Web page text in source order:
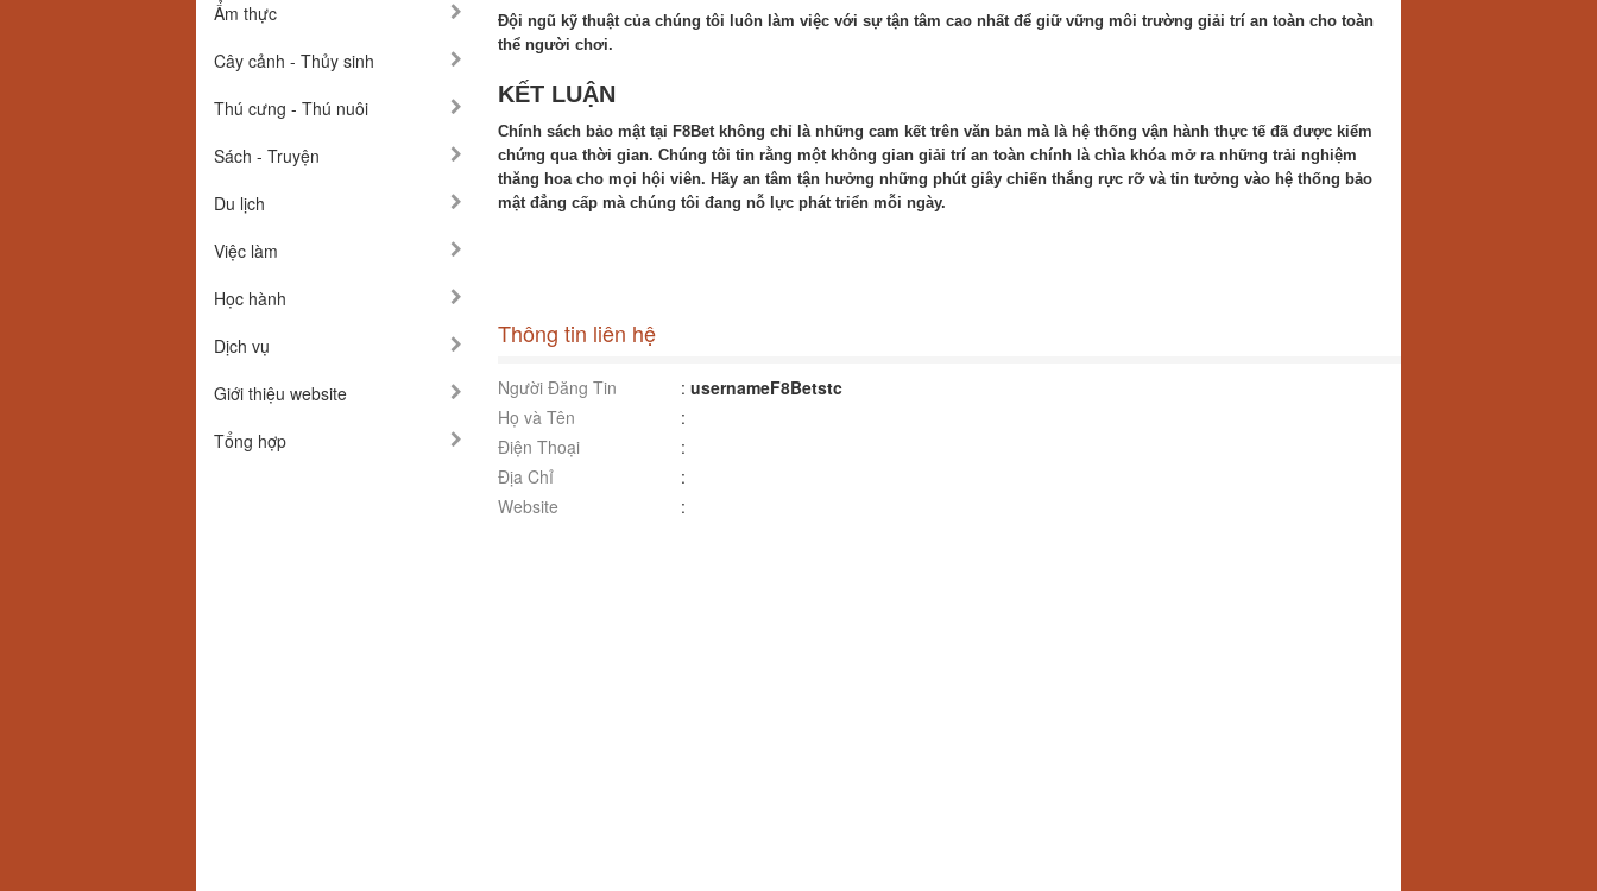
Ẩm thực
Cây cảnh - Thủy sinh
Thú cưng - Thú nuôi
Sách - Truyện
Du lịch
Việc làm
Học hành
Dịch vụ
Giới thiệu website
Tổng hợp
Đội ngũ kỹ thuật của chúng tôi luôn làm việc với sự tận tâm cao nhất để giữ vững môi trường giải trí an toàn cho toàn
thể người chơi.
KẾT LUẬN
Chính sách bảo mật tại F8Bet không chỉ là những cam kết trên văn bản mà là hệ thống vận hành thực tế đã được kiểm
chứng qua thời gian. Chúng tôi tin rằng một không gian giải trí an toàn chính là chìa khóa mở ra những trải nghiệm
thăng hoa cho mọi hội viên. Hãy an tâm tận hưởng những phút giây chiến thắng rực rỡ và tin tưởng vào hệ thống bảo
mật đẳng cấp mà chúng tôi đang nỗ lực phát triển mỗi ngày.
Thông tin liên hệ
Người Đăng Tin : usernameF8Betstc
Họ và Tên
:
Điện Thoại
:
Địa Chỉ
:
Website
: